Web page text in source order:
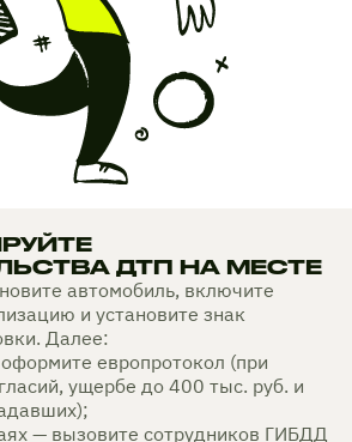
ДТП НА МЕСТЕ
автомобиль, включите
и установите знак
Далее:
европротокол (при
ущербе до 400 тыс. руб. и
— вызовите сотрудников ГИБДД